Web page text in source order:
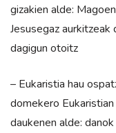
gizakien alde:
Jesusegaz aurkitzeak
dagigun otoitz
– Eukaristia hau
domekero
daukenen alde: